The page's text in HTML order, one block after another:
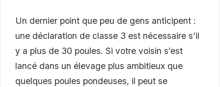
Un dernier point que peu de gens anticipent :
une déclaration de classe 3 est nécessaire s’il
y a plus de 30 poules. Si votre voisin s’est
lancé dans un élevage plus ambitieux que
quelques poules pondeuses, il peut se